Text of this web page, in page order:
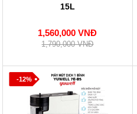
15L
1,560,000 VNĐ
1,790,000 VNĐ
-12%